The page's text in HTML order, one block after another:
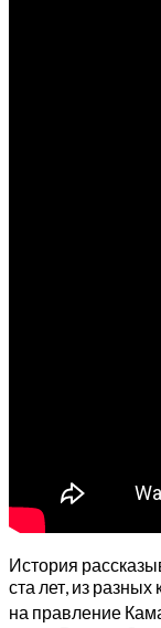
История
ста лет, из
на правление